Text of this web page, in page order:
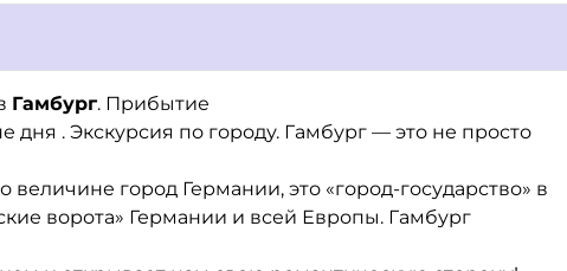
Гамбург. Прибытие
дня . Экскурсия по городу. Гамбург — это не просто
величине город Германии, это «город-государство» в
ворота» Германии и всей Европы. Гамбург